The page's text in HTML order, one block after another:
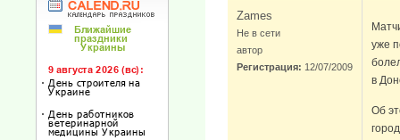
Zames
Не в сети
автор
Регистрация: 12/07/2009
уже
в
Об